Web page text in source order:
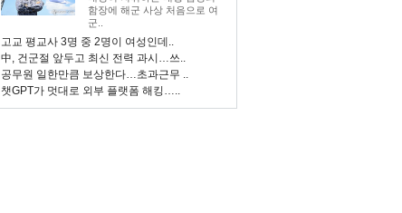
함장에 해군 사상 처음으로 여
군..
고교 평교사 3명 중 2명이 여성인데..
中, 건군절 앞두고 최신 전력 과시…쓰..
공무원 일한만큼 보상한다…초과근무 ..
챗GPT가 멋대로 외부 플랫폼 해킹…..